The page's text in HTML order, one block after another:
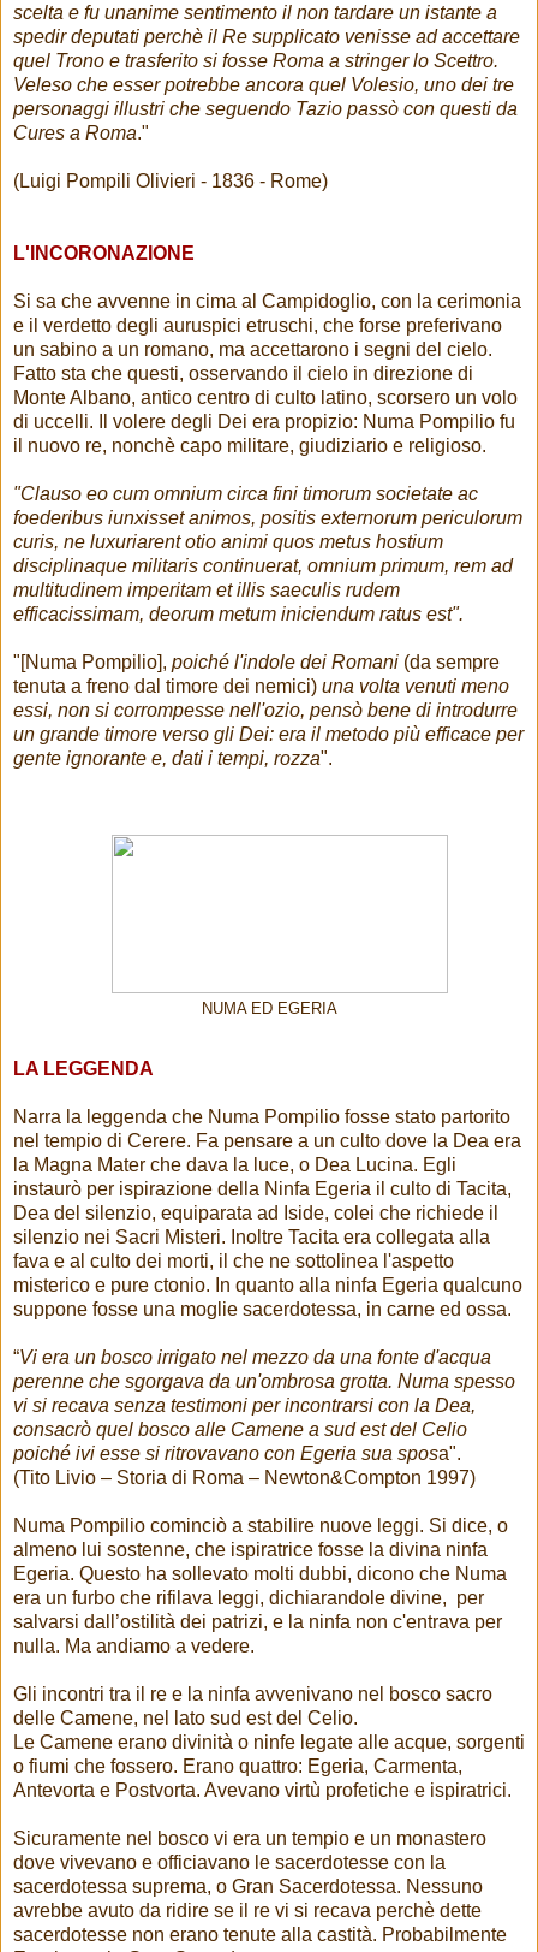
scelta e fu unanime sentimento il non tardare un istante a
spedir deputati perchè il Re supplicato venisse ad accettare
quel Trono e trasferito si fosse Roma a stringer lo Scettro.
Veleso che esser potrebbe ancora quel Volesio, uno dei tre
personaggi illustri che seguendo Tazio passò con questi da
Cures a Roma."
(Luigi Pompili Olivieri - 1836 - ‎Rome)
L'INCORONAZIONE
Si sa che avvenne in cima al Campidoglio, con la cerimonia
e il verdetto degli auruspici etruschi, che forse preferivano
un sabino a un romano, ma accettarono i segni del cielo.
Fatto sta che questi, osservando il cielo in direzione di
Monte Albano, antico centro di culto latino, scorsero un volo
di uccelli. Il volere degli Dei era propizio: Numa Pompilio fu
il nuovo re, nonchè capo militare, giudiziario e religioso.
"Clauso eo cum omnium circa fini timorum societate ac
foederibus iunxisset animos, positis externorum periculorum
curis, ne luxuriarent otio animi quos metus hostium
disciplinaque militaris continuerat, omnium primum, rem ad
multitudinem imperitam et illis saeculis rudem
efficacissimam, deorum metum iniciendum ratus est".
"[Numa Pompilio], poiché l'indole dei Romani (da sempre
tenuta a freno dal timore dei nemici) una volta venuti meno
essi, non si corrompesse nell'ozio, pensò bene di introdurre
un grande timore verso gli Dei: era il metodo più efficace per
gente ignorante e, dati i tempi, rozza".
NUMA ED EGERIA
LA LEGGENDA
Narra la leggenda che Numa Pompilio fosse stato partorito
nel tempio di Cerere. Fa pensare a un culto dove la Dea era
la Magna Mater che dava la luce, o Dea Lucina. Egli
instaurò per ispirazione della Ninfa Egeria il culto di Tacita,
Dea del silenzio, equiparata ad Iside, colei che richiede il
silenzio nei Sacri Misteri. Inoltre Tacita era collegata alla
fava e al culto dei morti, il che ne sottolinea l'aspetto
misterico e pure ctonio. In quanto alla ninfa Egeria qualcuno
suppone fosse una moglie sacerdotessa, in carne ed ossa.
“Vi era un bosco irrigato nel mezzo da una fonte d'acqua
perenne che sgorgava da un'ombrosa grotta. Numa spesso
vi si recava senza testimoni per incontrarsi con la Dea,
consacrò quel bosco alle Camene a sud est del Celio
poiché ivi esse si ritrovavano con Egeria sua sposa".
(Tito Livio – Storia di Roma – Newton&Compton 1997)
Numa Pompilio cominciò a stabilire nuove leggi. Si dice, o
almeno lui sostenne, che ispiratrice fosse la divina ninfa
Egeria. Questo ha sollevato molti dubbi, dicono che Numa
era un furbo che rifilava leggi, dichiarandole divine, per
salvarsi dall’ostilità dei patrizi, e la ninfa non c'entrava per
nulla. Ma andiamo a vedere.
Gli incontri tra il re e la ninfa avvenivano nel bosco sacro
delle Camene, nel lato sud est del Celio.
Le Camene erano divinità o ninfe legate alle acque, sorgenti
o fiumi che fossero. Erano quattro: Egeria, Carmenta,
Antevorta e Postvorta. Avevano virtù profetiche e ispiratrici.
Sicuramente nel bosco vi era un tempio e un monastero
dove vivevano e officiavano le sacerdotesse con la
sacerdotessa suprema, o Gran Sacerdotessa. Nessuno
avrebbe avuto da ridire se il re vi si recava perchè dette
sacerdotesse non erano tenute alla castità. Probabilmente